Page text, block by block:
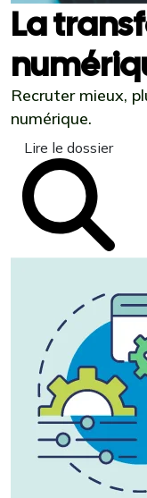
La
Recruter mieux,
numérique.
Lire le dossier